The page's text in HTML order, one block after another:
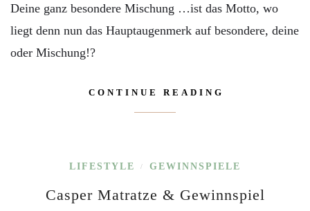
Deine ganz besondere Mischung …ist das Motto, wo
liegt denn nun das Hauptaugenmerk auf besondere, deine
oder Mischung!?
CONTINUE READING
LIFESTYLE / GEWINNSPIELE
Casper Matratze & Gewinnspiel